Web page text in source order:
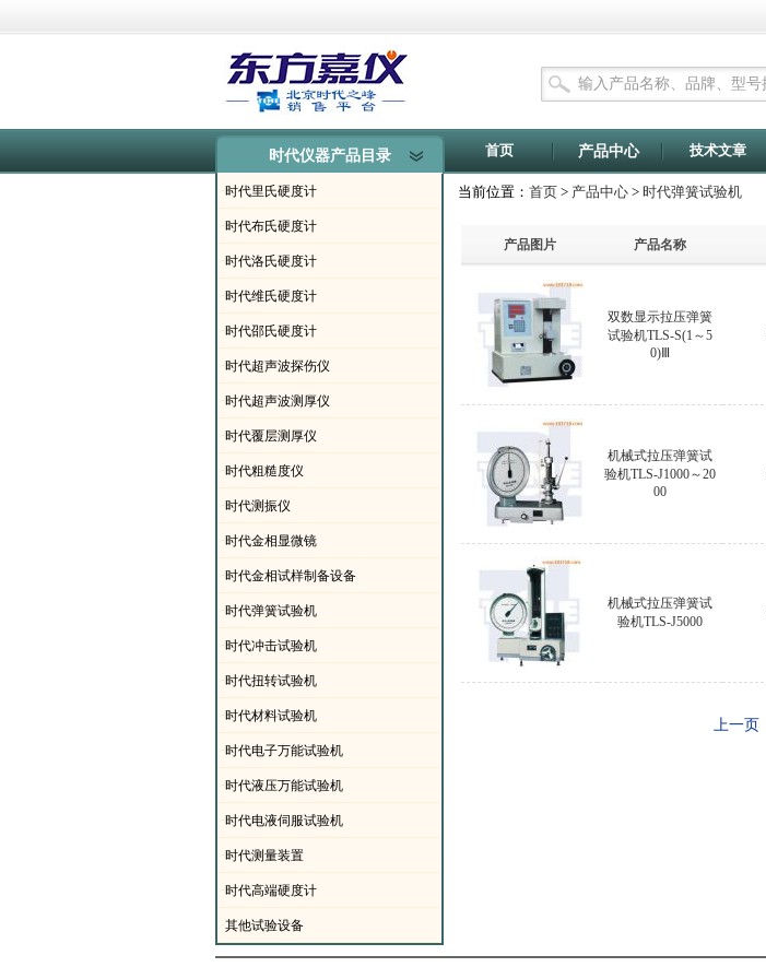
时代仪器产品目录 首页 产品中心 技术文章
·时代里氏硬度计
·时代布氏硬度计
·时代洛氏硬度计
·时代维氏硬度计
·时代邵氏硬度计
·时代超声波探伤仪
·时代超声波测厚仪
·时代覆层测厚仪
·时代粗糙度仪
·时代测振仪
·时代金相显微镜
·时代金相试样制备设备
·时代弹簧试验机
·时代冲击试验机
·时代扭转试验机
·时代材料试验机
·时代电子万能试验机
·时代液压万能试验机
·时代电液伺服试验机
·时代测量装置
·时代高端硬度计
·其他试验设备
当前位置： 首页 > 产品中心 > 时代弹簧试验机
产品图片 产品名称
双数显示拉压弹簧
试验机TLS-S(1～5
0)Ⅲ
机械式拉压弹簧试
验机TLS-J1000～20
00
机械式拉压弹簧试
验机TLS-J5000
上一页